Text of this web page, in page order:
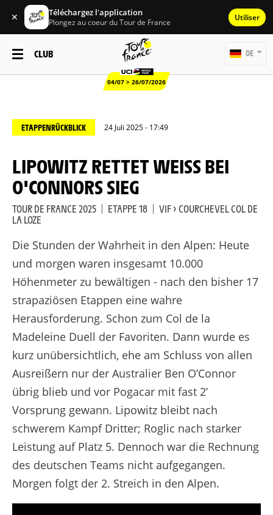
✕ Téléchargez l'application
Plongez au coeur du Tour de France Utiliser
CLUB
04/07 > 26/07/2026
DE
ETAPPENRÜCKBLICK 24 Juli 2025 - 17:49
LIPOWITZ RETTET WEISS BEI O
'CONNORS SIEG
TOUR DE FRANCE 2025 | ETAPPE 18 | VIF > COURCHEVEL COL DE
LA LOZE
Die Stunden der Wahrheit in den Alpen: Heute
und morgen waren insgesamt 10.000
Höhenmeter zu bewältigen - nach den bisher 17
strapaziösen Etappen eine wahre
Herausforderung. Schon zum Col de la
Madeleine Duell der Favoriten. Dann wurde es
kurz unübersichtlich, ehe am Schluss von allen
Ausreißern nur der Australier Ben O’Connor
übrig blieb und vor Pogacar mit fast 2’
Vorsprung gewann. Lipowitz bleibt nach
schwerem Kampf Dritter; Roglic nach starker
Leistung auf Platz 5. Dennoch war die Rechnung
des deutschen Teams nicht aufgegangen.
Morgen folgt der 2. Streich in den Alpen.